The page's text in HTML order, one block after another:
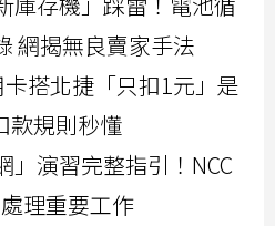
網揭無良賣家手法
搭北捷「只扣1元」是
款規則秒懂
」演習完整指引！NCC
理重要工作